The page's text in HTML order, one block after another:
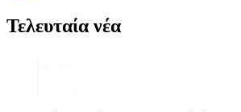
Τελευταία νέα